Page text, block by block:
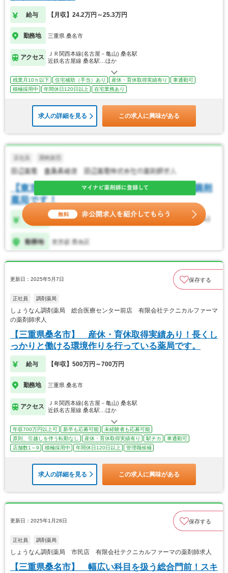
給与 【月収】24.2万円～25.3万円
勤務地 三重県 桑名市
アクセス
ＪＲ関西本線(名古屋－亀山) 桑名駅
近鉄名古屋線 桑名駅…ほか
残業月10ｈ以下 住宅補助（手当）あり 産休・育休取得実績有り
車通勤可
積極採用中
年間休日120日以上 在宅業務あり
求人の詳細を見る この求人に興味がある
更新日：2025年5月7日 保存する
正社員 調剤薬局
しょうなん調剤薬局 総合医療センター前店 有限会社テクニカルファーマ
の薬剤師求人
【三重県桑名市】 産休・育休取得実績あり！長くし
っかりと働ける環境作りを行っている薬局です。
給与 【年収】500万円～700万円
勤務地 三重県 桑名市
アクセス
ＪＲ関西本線(名古屋－亀山) 桑名駅
近鉄名古屋線 桑名駅…ほか
年収700万円以上可 新卒も応募可能
未経験者も応募可能
原則、引越しを伴う転勤なし
産休・育休取得実績有り 駅チカ
車通勤可
店舗数1～9
積極採用中 年間休日120日以上 管理職候補
求人の詳細を見る この求人に興味がある
更新日：2025年1月28日 保存する
正社員 調剤薬局
しょうなん調剤薬局 市民店 有限会社テクニカルファーマの薬剤師求人
【三重県桑名市】 幅広い科目を扱う総合門前！スキ